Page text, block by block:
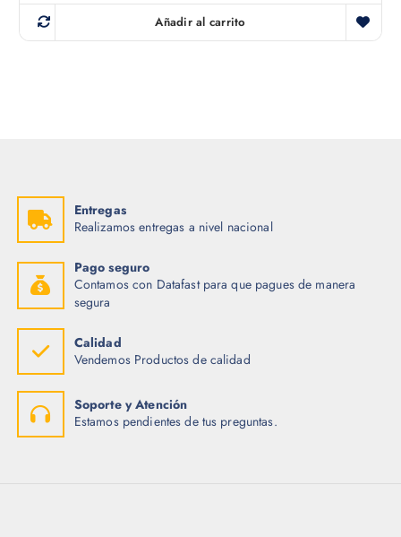
Añadir al carrito
Entregas
Realizamos entregas a nivel nacional
Pago seguro
Contamos con Datafast para que pagues de manera
segura
Calidad
Vendemos Productos de calidad
Soporte y Atención
Estamos pendientes de tus preguntas.